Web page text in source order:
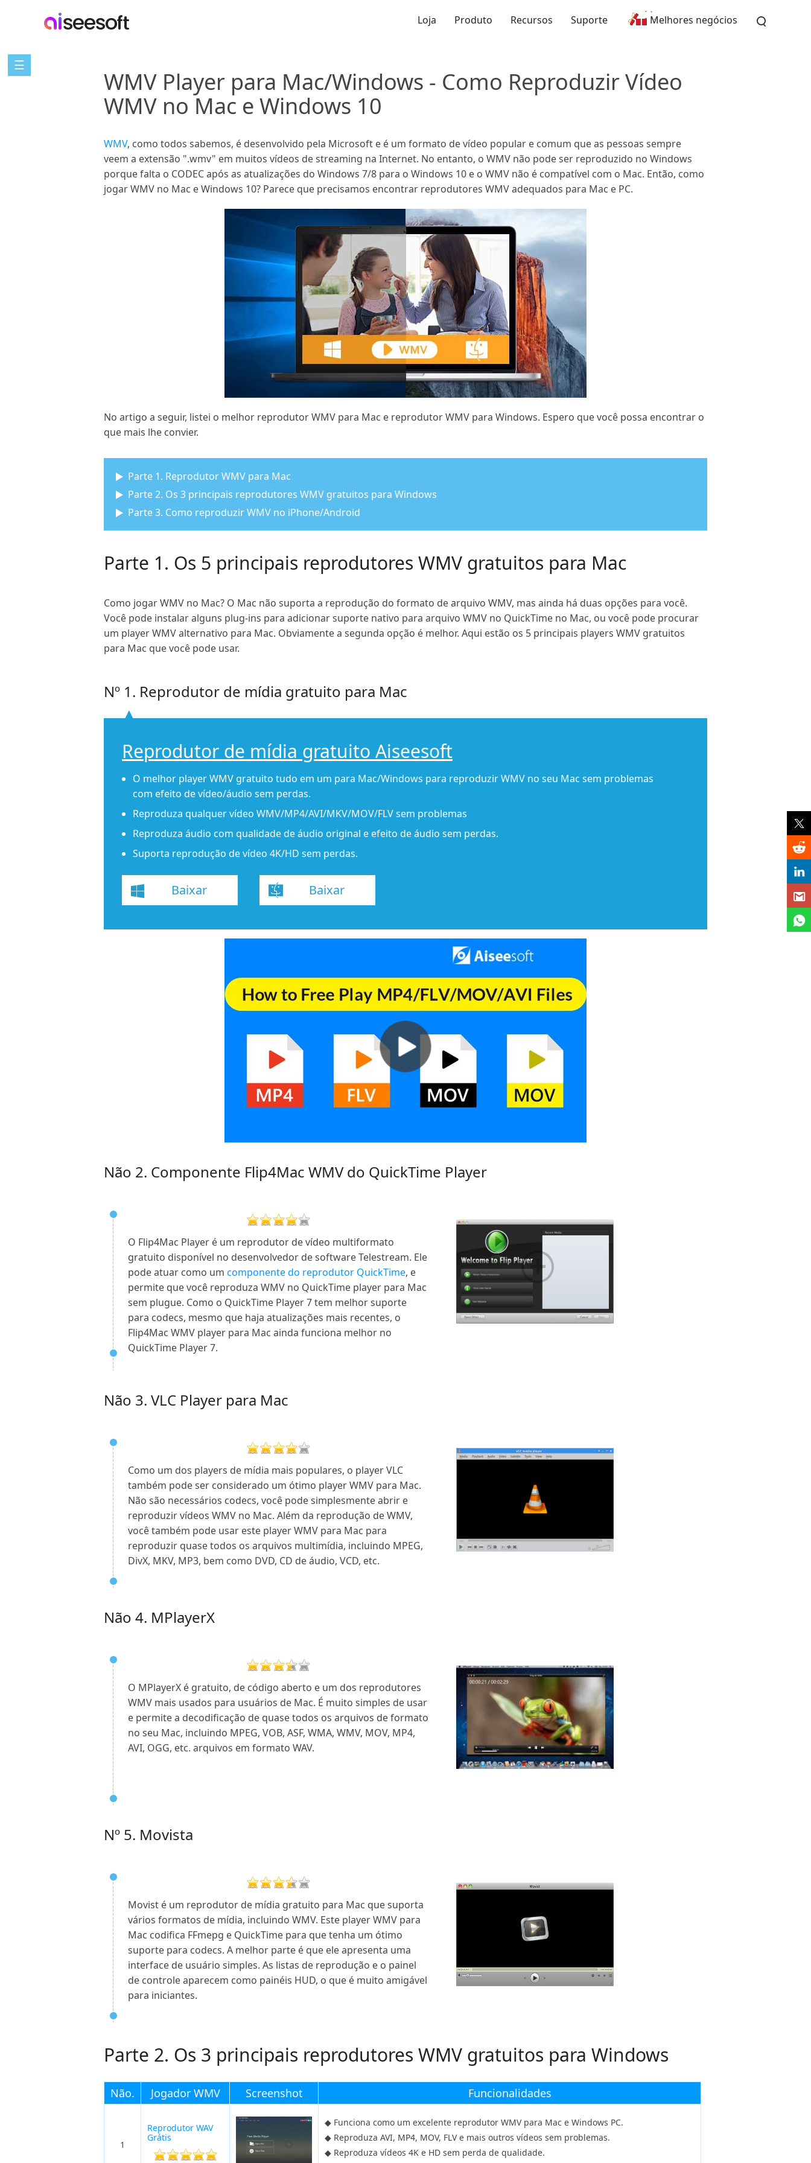
Loja Produto Recursos Suporte Melhores negócios
☰
WMV Player para Mac/Windows - Como Reproduzir Vídeo
WMV no Mac e Windows 10
WMV, como todos sabemos, é desenvolvido pela Microsoft e é um formato de vídeo popular e comum que as pessoas sempre
veem a extensão ".wmv" em muitos vídeos de streaming na Internet. No entanto, o WMV não pode ser reproduzido no Windows
porque falta o CODEC após as atualizações do Windows 7/8 para o Windows 10 e o WMV não é compatível com o Mac. Então, como
jogar WMV no Mac e Windows 10? Parece que precisamos encontrar reprodutores WMV adequados para Mac e PC.
No artigo a seguir, listei o melhor reprodutor WMV para Mac e reprodutor WMV para Windows. Espero que você possa encontrar o
que mais lhe convier.
Parte 1. Reprodutor WMV para Mac
Parte 2. Os 3 principais reprodutores WMV gratuitos para Windows
Parte 3. Como reproduzir WMV no iPhone/Android
Parte 1. Os 5 principais reprodutores WMV gratuitos para Mac
Como jogar WMV no Mac? O Mac não suporta a reprodução do formato de arquivo WMV, mas ainda há duas opções para você.
Você pode instalar alguns plug-ins para adicionar suporte nativo para arquivo WMV no QuickTime no Mac, ou você pode procurar
um player WMV alternativo para Mac. Obviamente a segunda opção é melhor. Aqui estão os 5 principais players WMV gratuitos
para Mac que você pode usar.
Nº 1. Reprodutor de mídia gratuito para Mac
Reprodutor de mídia gratuito Aiseesoft
O melhor player WMV gratuito tudo em um para Mac/Windows para reproduzir WMV no seu Mac sem problemas
com efeito de vídeo/áudio sem perdas.
Reproduza qualquer vídeo WMV/MP4/AVI/MKV/MOV/FLV sem problemas
Reproduza áudio com qualidade de áudio original e efeito de áudio sem perdas.
Suporta reprodução de vídeo 4K/HD sem perdas.
Baixar Baixar
Não 2. Componente Flip4Mac WMV do QuickTime Player
O Flip4Mac Player é um reprodutor de vídeo multiformato
gratuito disponível no desenvolvedor de software Telestream. Ele
pode atuar como um componente do reprodutor QuickTime, e
permite que você reproduza WMV no QuickTime player para Mac
sem plugue. Como o QuickTime Player 7 tem melhor suporte
para codecs, mesmo que haja atualizações mais recentes, o
Flip4Mac WMV player para Mac ainda funciona melhor no
QuickTime Player 7.
Não 3. VLC Player para Mac
Como um dos players de mídia mais populares, o player VLC
também pode ser considerado um ótimo player WMV para Mac.
Não são necessários codecs, você pode simplesmente abrir e
reproduzir vídeos WMV no Mac. Além da reprodução de WMV,
você também pode usar este player WMV para Mac para
reproduzir quase todos os arquivos multimídia, incluindo MPEG,
DivX, MKV, MP3, bem como DVD, CD de áudio, VCD, etc.
Não 4. MPlayerX
O MPlayerX é gratuito, de código aberto e um dos reprodutores
WMV mais usados ​​para usuários de Mac. É muito simples de usar
e permite a decodificação de quase todos os arquivos de formato
no seu Mac, incluindo MPEG, VOB, ASF, WMA, WMV, MOV, MP4,
AVI, OGG, etc. arquivos em formato WAV.
Nº 5. Movista
Movist é um reprodutor de mídia gratuito para Mac que suporta
vários formatos de mídia, incluindo WMV. Este player WMV para
Mac codifica FFmepg e QuickTime para que tenha um ótimo
suporte para codecs. A melhor parte é que ele apresenta uma
interface de usuário simples. As listas de reprodução e o painel
de controle aparecem como painéis HUD, o que é muito amigável
para iniciantes.
Parte 2. Os 3 principais reprodutores WMV gratuitos para Windows
Não. Jogador WMV Screenshot Funcionalidades
1
Reprodutor WAV
Grátis
◆ Funciona como um excelente reprodutor WMV para Mac e Windows PC.
◆ Reproduza AVI, MP4, MOV, FLV e mais outros vídeos sem problemas.
◆ Reproduza vídeos 4K e HD sem perda de qualidade.